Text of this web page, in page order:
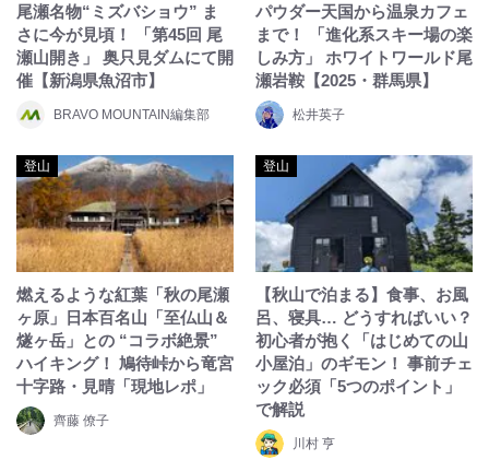
尾瀬名物“ミズバショウ” ま
さに今が見頃！ 「第45回 尾
瀬山開き」 奥只見ダムにて開
催【新潟県魚沼市】
BRAVO MOUNTAIN編集部
パウダー天国から温泉カフェ
まで！ 「進化系スキー場の楽
しみ方」 ホワイトワールド尾
瀬岩鞍【2025・群馬県】
松井英子
登山
燃えるような紅葉「秋の尾瀬
ヶ原」日本百名山「至仏山＆
燧ヶ岳」との “コラボ絶景”
ハイキング！ 鳩待峠から竜宮
十字路・見晴「現地レポ」
齊藤 僚子
登山
【秋山で泊まる】食事、お風
呂、寝具… どうすればいい？
初心者が抱く「はじめての山
小屋泊」のギモン！ 事前チェ
ック必須「5つのポイント」
で解説
川村 亨